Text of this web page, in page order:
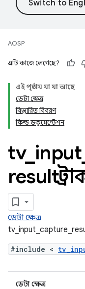
AOSP
এটি কাজে লেগেছে?
এই পৃষ্ঠায় যা যা আছে
ডেটা ক্ষেত্র
বিস্তারিত বিবরণ
ফিল্ড ডকুমেন্টেশন
tv_ input
result
ডেটা ক্ষেত্র
#include <
ডেটা ক্ষেত্র